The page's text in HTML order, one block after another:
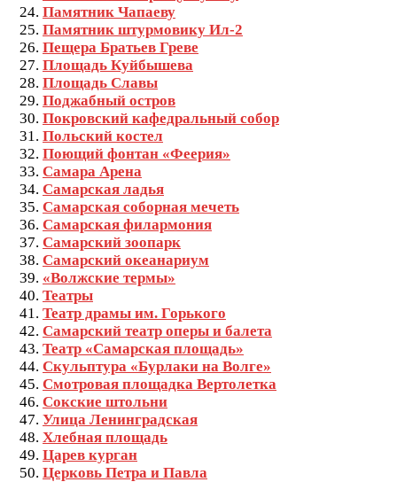
Памятник Чапаеву
Памятник штурмовику Ил-2
Пещера Братьев Греве
Площадь Куйбышева
Площадь Славы
Поджабный остров
Покровский кафедральный собор
Польский костел
Поющий фонтан «Феерия»
Самара Арена
Самарская ладья
Самарская соборная мечеть
Самарская филармония
Самарский зоопарк
Самарский океанариум
«Волжские термы»
Театры
Театр драмы им. Горького
Самарский театр оперы и балета
Театр «Самарская площадь»
Скульптура «Бурлаки на Волге»
Смотровая площадка Вертолетка
Сокские штольни
Улица Ленинградская
Хлебная площадь
Царев курган
Церковь Петра и Павла